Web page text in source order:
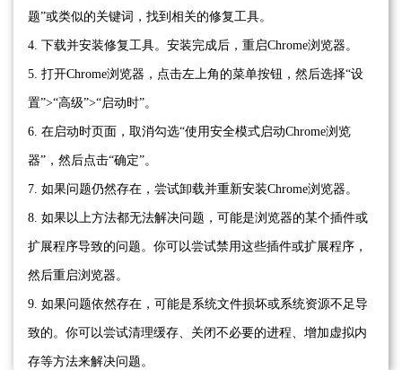
题”或类似的关键词，找到相关的修复工具。
4. 下载并安装修复工具。安装完成后，重启Chrome浏览器。
5. 打开Chrome浏览器，点击左上角的菜单按钮，然后选择“设
置”>“高级”>“启动时”。
6. 在启动时页面，取消勾选“使用安全模式启动Chrome浏览
器”，然后点击“确定”。
7. 如果问题仍然存在，尝试卸载并重新安装Chrome浏览器。
8. 如果以上方法都无法解决问题，可能是浏览器的某个插件或
扩展程序导致的问题。你可以尝试禁用这些插件或扩展程序，
然后重启浏览器。
9. 如果问题依然存在，可能是系统文件损坏或系统资源不足导
致的。你可以尝试清理缓存、关闭不必要的进程、增加虚拟内
存等方法来解决问题。